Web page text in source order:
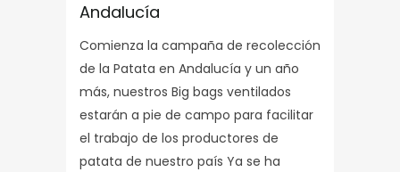
Andalucía
Comienza la campaña de recolección
de la Patata en Andalucía y un año
más, nuestros Big bags ventilados
estarán a pie de campo para facilitar
el trabajo de los productores de
patata de nuestro país Ya se ha